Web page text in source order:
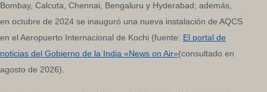
Bombay, Calcuta, Chennai, Bengaluru y Hyderabad; además,
en octubre de 2024 se inauguró una nueva instalación de AQCS
en el Aeropuerto Internacional de Kochi (fuente: El portal de
noticias del Gobierno de la India «News on Air»(consultado en
agosto de 2026).